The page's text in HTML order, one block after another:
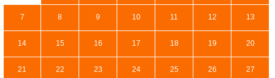
7 8 9 10 11 12 13
14 15 16 17 18 19 20
21 22 23 24 25 26 27